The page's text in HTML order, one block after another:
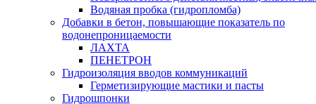
Водяная пробка (гидропломба)
Добавки в бетон, повышающие показатель по
водонепроницаемости
ЛАХТА
ПЕНЕТРОН
Гидроизоляция вводов коммуникаций
Герметизирующие мастики и пасты
Гидрошпонки